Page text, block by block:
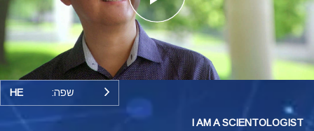
Play
Video
שפה: HE
I AM A SCIENTOLOGIST